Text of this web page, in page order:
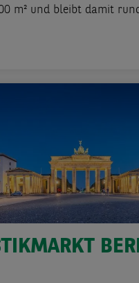
m² und bleibt damit